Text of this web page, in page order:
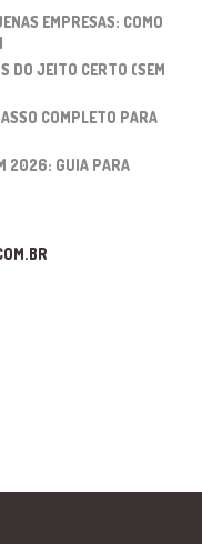
EMPRESAS: COMO
DO JEITO CERTO (SEM
COMPLETO PARA
2026: GUIA PARA